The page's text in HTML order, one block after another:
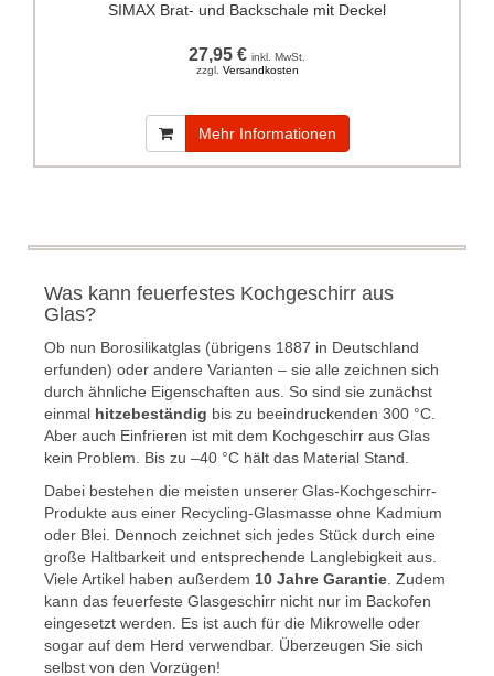
SIMAX Brat- und Backschale mit Deckel
27,95 € inkl. MwSt.
zzgl. Versandkosten
Mehr Informationen
Was kann feuerfestes Kochgeschirr aus
Glas?
Ob nun Borosilikatglas (übrigens 1887 in Deutschland
erfunden) oder andere Varianten – sie alle zeichnen sich
durch ähnliche Eigenschaften aus. So sind sie zunächst
einmal hitzebeständig bis zu beeindruckenden 300 °C.
Aber auch Einfrieren ist mit dem Kochgeschirr aus Glas
kein Problem. Bis zu –40 °C hält das Material Stand.
Dabei bestehen die meisten unserer Glas-Kochgeschirr-
Produkte aus einer Recycling-Glasmasse ohne Kadmium
oder Blei. Dennoch zeichnet sich jedes Stück durch eine
große Haltbarkeit und entsprechende Langlebigkeit aus.
Viele Artikel haben außerdem 10 Jahre Garantie . Zudem
kann das feuerfeste Glasgeschirr nicht nur im Backofen
eingesetzt werden. Es ist auch für die Mikrowelle oder
sogar auf dem Herd verwendbar. Überzeugen Sie sich
selbst von den Vorzügen!